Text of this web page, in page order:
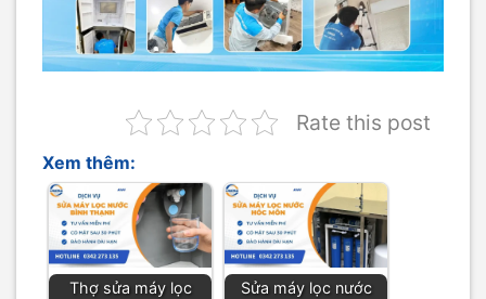
Rate this post
Xem thêm:
Thợ sửa máy lọc
Sửa máy lọc nước